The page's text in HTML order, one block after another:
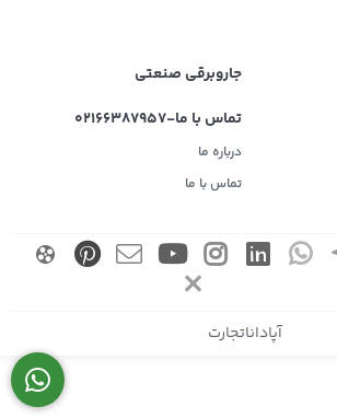
جاروبرقی صنعتی
تماس با ما-02166387957
درباره ما
تماس با ما
آپاداناتجارت